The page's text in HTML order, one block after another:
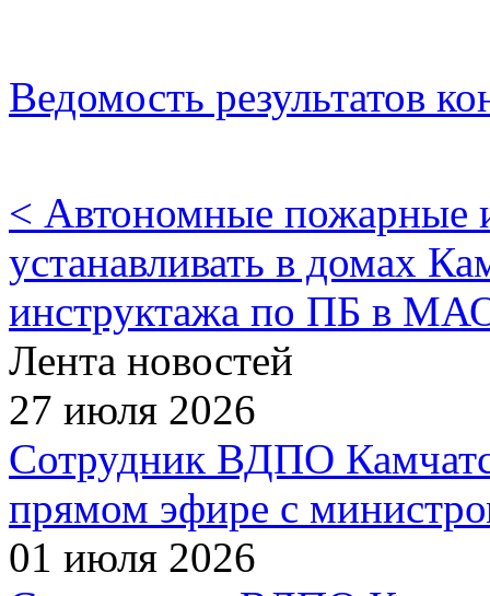
Ведомость результатов
< Автономные пожарные
устанавливать в домах
инструктажа по ПБ в
Лента новостей
27 июля 2026
Сотрудник ВДПО
прямом эфире с
01 июля 2026